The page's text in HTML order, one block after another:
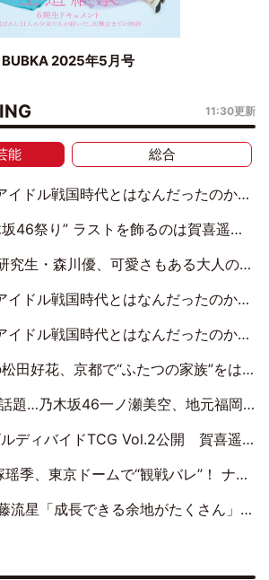
BUBKA 2025年5月号
11:30更新
能 総合
回：でんぱ組.inc・古川未鈴×相沢梨紗「『ハロプロやりたかったな』って言ったら、夢眠ねむさんに『てめえはでんぱ組．incなんだよ！』って肩パンされて(笑)」
飾るのは賀喜遥香…5年ぶりの登場に「5年分大人になった私を見ていただけたら」
生・森川優、可愛さもある大人の女性に
第11回：私立恵比寿中学・真山りか×安本彩花「TIFで10年ぶりのキョンシーメイクをしたら、場を完全に引かせてしまって。時代が変わったんだなって」
～』第10回：さくら学院・武藤彩未×飯田らうら「正直、中3で辞めるというのを信じてなくて。そう言われてはいたけど、嘘でしょって」
“ふたつの家族”をはしご！ “母”黒谷友香に見送られ、“父”松岡昌宏とはハシゴ酒
一ノ瀬美空、地元福岡『めんべい25周年トップサポーター』に就任
TCG Vol.2公開 賀喜遥香＆田村真佑が『京まふ』ステージに登壇
バレ”！ ナイツ・塙も認めた「巨人に詳しすぎるアイドル」は元VENUSスクール生で杉内コーチ推し⁉
きる余地がたくさん」、本田高優「何度見ても飽きない公演に」